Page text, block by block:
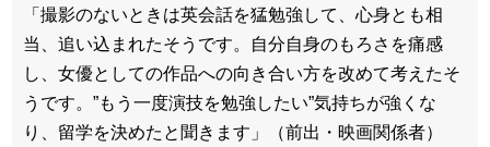
「撮影のないときは英会話を猛勉強して、心身とも相
当、追い込まれたそうです。自分自身のもろさを痛感
し、女優としての作品への向き合い方を改めて考えたそ
うです。”もう一度演技を勉強したい”気持ちが強くな
り、留学を決めたと聞きます」（前出・映画関係者）